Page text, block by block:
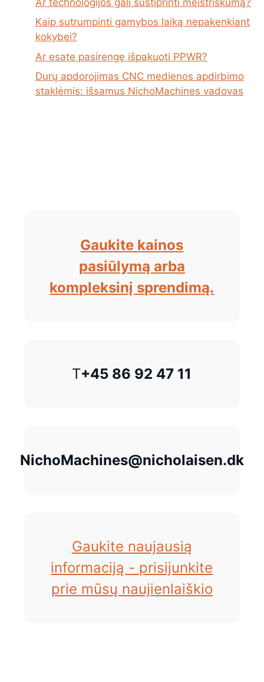
Kaip sutrumpinti gamybos laiką nepakenkiant
kokybei?
Ar esate pasirengę išpakuoti PPWR?
Durų apdorojimas CNC medienos apdirbimo
staklėmis: išsamus NichoMachines vadovas
Gaukite kainos
pasiūlymą arba
kompleksinį sprendimą.
T+45 86 92 47 11
NichoMachines@nicholaisen.dk
Gaukite naujausią
informaciją - prisijunkite
prie mūsų naujienlaiškio